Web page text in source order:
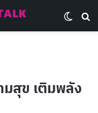
สุข เติมพลัง